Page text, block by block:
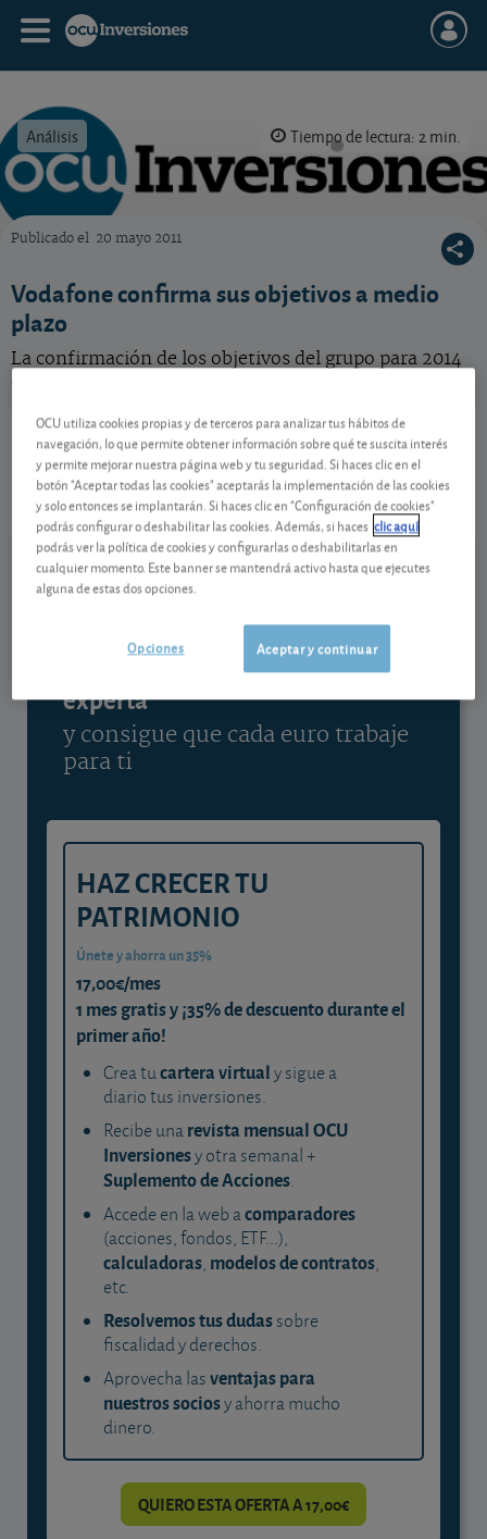
Análisis Tiempo de lectura: 2 min.
Publicado el 20 mayo 2011
Vodafone confirma sus objetivos a medio
plazo
La confirmación de los objetivos del grupo para 2014
Vodafone Group
GB00BH4HKS39
06/08/2026 Londres
119,30 GBp
-
Ver detalladamente
Contenido reservado a SOCIOS
Gestiona tu dinero con visión
experta
y consigue que cada euro trabaje
para ti
HAZ CRECER TU
PATRIMONIO
Únete y ahorra un 35%
17,00€/mes
1 mes gratis y ¡35% de descuento durante el
primer año!
Crea tucartera virtualy sigue a
diario tus inversiones.
Recibe unarevista mensual OCU
Inversionesy otra semanal +
Suplemento de Acciones.
Accede en la web acomparadores
(acciones, fondos, ETF...),
calculadoras, modelos de contratos,
etc.
Resolvemos tus dudassobre
fiscalidad y derechos.
Aprovecha lasventajas para
nuestros sociosy ahorra mucho
dinero.
QUIERO ESTA OFERTA A 17,00€
OCU utiliza cookies propias y de terceros para analizar tus hábitos de
navegación, lo que permite obtener información sobre qué te suscita interés
y permite mejorar nuestra página web y tu seguridad. Si haces clic en el
botón "Aceptar todas las cookies" aceptarás la implementación de las cookies
y solo entonces se implantarán. Si haces clic en "Configuración de cookies"
podrás configurar o deshabilitar las cookies. Además, si haces clic aquí
podrás ver la política de cookies y configurarlas o deshabilitarlas en
cualquier momento. Este banner se mantendrá activo hasta que ejecutes
alguna de estas dos opciones.
Aceptar y continuar
Opciones